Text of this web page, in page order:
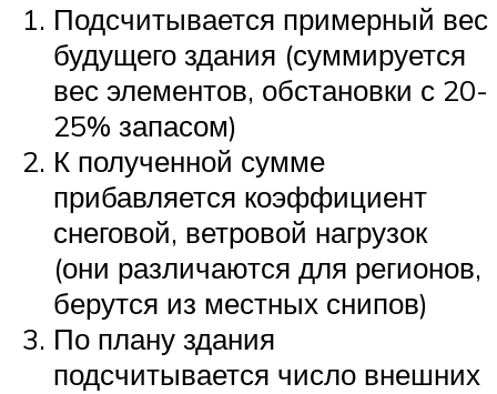
Подсчитывается примерный вес
будущего здания (суммируется
вес элементов, обстановки с 20-
25% запасом)
К полученной сумме
прибавляется коэффициент
снеговой, ветровой нагрузок
(они различаются для регионов,
берутся из местных снипов)
По плану здания
подсчитывается число внешних